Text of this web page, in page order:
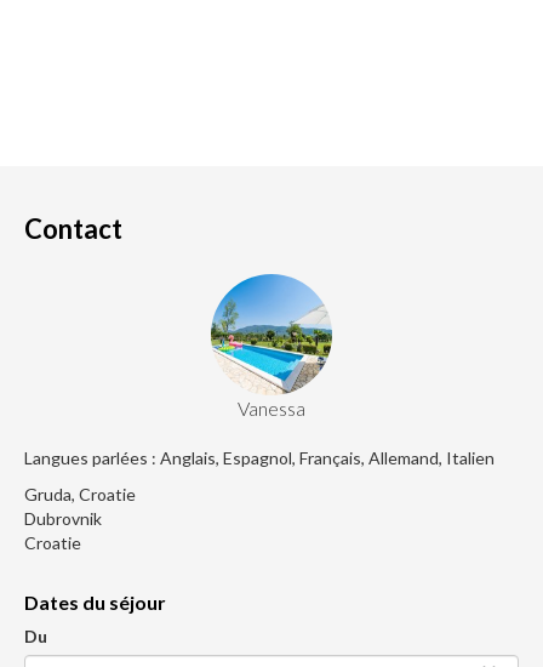
Contact
Vanessa
Langues parlées : Anglais, Espagnol, Français, Allemand, Italien
Gruda, Croatie
Dubrovnik
Croatie
Dates du séjour
Du